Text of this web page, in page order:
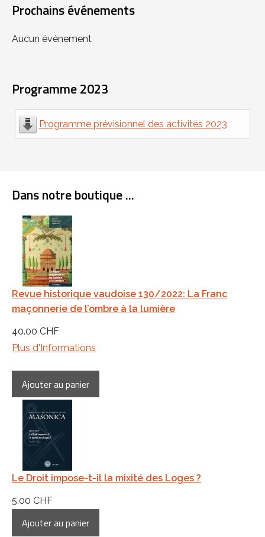
Prochains événements
Aucun évènement
Programme 2023
Programme prévisionnel des activités 2023
Dans notre boutique ...
Revue historique vaudoise 130/2022: La Franc
maçonnerie de l’ombre à la lumière
40.00 CHF
Plus d'Informations
Le Droit impose-t-il la mixité des Loges ?
5.00 CHF